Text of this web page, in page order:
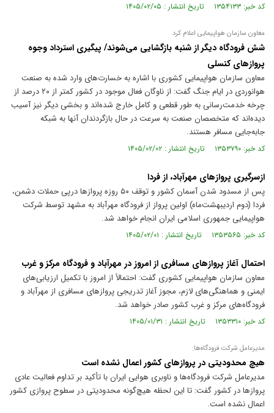
کد خبر: ۱۳۵۴۱۳۳ تاریخ انتشار : ۱۴۰۵/۰۲/۰۵
معاون سازمان هواپیمایی اعلام کرد
شش فرودگاه دیگر از شنبه بازگشایی می‌شوند/ پیگیری استرداد وجوه
پروازهای کنسلی
معاون سازمان هواپیمایی کشوری با اشاره به خسارت‌های وارد شده به صنعت
هوانوردی در ایام جنگ گفت: از ناوگان فعال موجود در کشور کمتر از ۲۰ درصد از
چرخه خدمت‌رسانی به طور قطعی و کامل خارج شده‌اند و بخشی دیگر نیز آسیب
دیده‌اند که متخصصان صنعت به سرعت در حال بازگردندان آنها به شبکه
جابه‌جایی مسافر هستند.
کد خبر: ۱۳۵۳۷۹۰ تاریخ انتشار : ۱۴۰۵/۰۲/۰۲
ازسرگیری پروازهای مهرآباد، از فردا
پس از مسدود شدن آسمان کشور و توقف ۵۰ روزه پروازها درپی حملات دشمن،
فردا (دوم اردیبهشت‌ماه) اولین پرواز از فرودگاه مهرآباد به مشهد توسط شرکت
هواپیمایی جمهوری اسلامی ایران انجام خواهد شد.
کد خبر: ۱۳۵۳۵۶۵ تاریخ انتشار : ۱۴۰۵/۰۲/۰۱
احتمال آغاز پروازهای مسافری از امروز در مهرآباد و فرودگاه مرکز و غرب
معاون سازمان هواپیمایی کشوری گفت: احتمالاً از امروز با تکمیل ارزیابی‌های
ایمنی و هماهنگی‌های لازم، مجوز آغاز تدریجی پروازهای مسافری از مهرآباد و
فرودگاه‌های مرکز و غرب کشور صادر خواهد شد.
کد خبر: ۱۳۵۳۳۱۰ تاریخ انتشار : ۱۴۰۵/۰۱/۳۱
مدیرعامل شرکت فرودگاه‌ها:
هیچ محدودیتی در پروازهای کشور اعمال نشده است
مدیرعامل شرکت فرودگاه‌ها و ناوبری هوایی ایران با تأکید بر تداوم فعالیت عادی
پروازها در کشور گفت: تا این لحظه هیچ‌گونه محدودیتی در سطوح پروازی کشور
اعمال نشده است.